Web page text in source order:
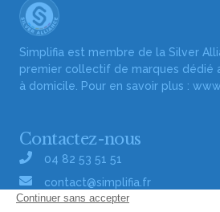
Simplifia est membre de la Silver
premier collectif de marques dédié
à domicile. Pour en savoir plus :
Contactez-nous
04 82 53 51 51
contact@simplifia.fr